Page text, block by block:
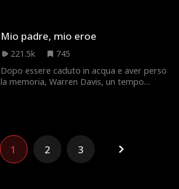
Lily, è proprio la bambina che sta
Mio padre, mio eroe
221.5k
745
Dopo essere caduto in acqua e aver perso
la memoria, Warren Davis, un tempo
da suo figlio, che lo trattano come un
semplice servitore, finché non ricorda chi
è.
1 2 3